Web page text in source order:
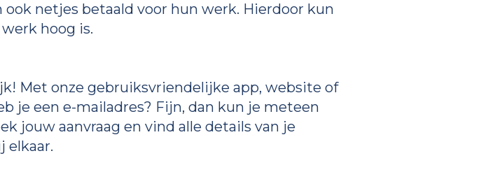
netjes betaald voor hun werk. Hierdoor kun
hoog is.
Met onze gebruiksvriendelijke app, website of
je een e-mailadres? Fijn, dan kun je meteen
jouw aanvraag en vind alle details van je
elkaar.